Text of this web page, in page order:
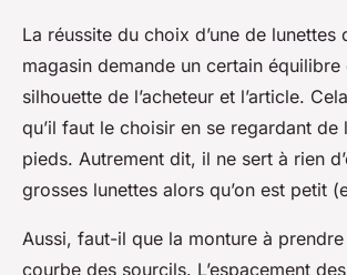
La réussite du choix d’une de lunettes
magasin demande un certain équilibre
silhouette de l’acheteur et l’article.
qu’il faut le choisir en se regardant de
pieds. Autrement dit, il ne sert à rien
grosses lunettes alors qu’on est petit
Aussi, faut-il que la monture à
courbe des sourcils. L’espacement